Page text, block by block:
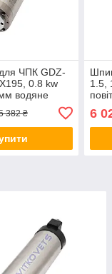
ЧПК GDZ-
0.8 kw
водяне
382 ₴
1.5,
6